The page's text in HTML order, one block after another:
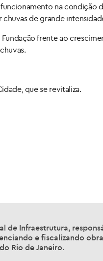
na condição
chuvas de grande
frente ao
que se revitaliza.
de Infraestrutura,
e fiscalizando
Rio de Janeiro.